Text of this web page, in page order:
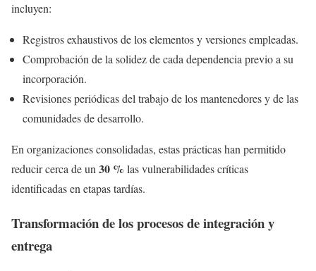
incluyen:
Registros exhaustivos de los elementos y versiones empleadas.
Comprobación de la solidez de cada dependencia previo a su
incorporación.
Revisiones periódicas del trabajo de los mantenedores y de las
comunidades de desarrollo.
En organizaciones consolidadas, estas prácticas han permitido
reducir cerca de un 30 % las vulnerabilidades críticas
identificadas en etapas tardías.
Transformación de los procesos de integración y
entrega